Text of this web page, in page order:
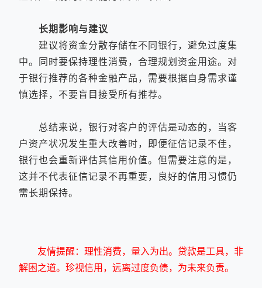
长期影响与建议
建议将资金分散存储在不同银行，避免过度集
中。同时要保持理性消费，合理规划资金用途。对
于银行推荐的各种金融产品，需要根据自身需求谨
慎选择，不要盲目接受所有推荐。
总结来说，银行对客户的评估是动态的，当客
户资产状况发生重大改善时，即便征信记录不佳，
银行也会重新评估其信用价值。但需要注意的是，
这并不代表征信记录不再重要，良好的信用习惯仍
需长期保持。
友情提醒：理性消费，量入为出。贷款是工具，非
解困之道。珍视信用，远离过度负债，为未来负责。